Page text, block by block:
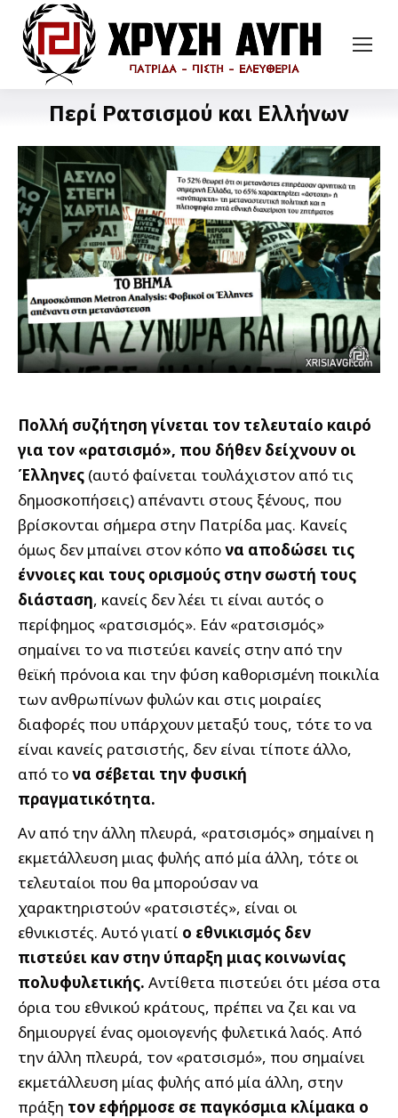
Περί Ρατσισμού και Ελλήνων
Πολλή συζήτηση γίνεται τον τελευταίο καιρό
για τον «ρατσισμό», που δήθεν δείχνουν οι
Έλληνες (αυτό φαίνεται τουλάχιστον από τις
δημοσκοπήσεις) απέναντι στους ξένους, που
βρίσκονται σήμερα στην Πατρίδα μας. Κανείς
όμως δεν μπαίνει στον κόπονα αποδώσει τις
έννοιες και τους ορισμούς στην σωστή τους
διάσταση, κανείς δεν λέει τι είναι αυτός ο
περίφημος «ρατσισμός». Εάν «ρατσισμός»
σημαίνει το να πιστεύει κανείς στην από την
θεϊκή πρόνοια και την φύση καθορισμένη ποικιλία
των ανθρωπίνων φυλών και στις μοιραίες
διαφορές που υπάρχουν μεταξύ τους, τότε το να
είναι κανείς ρατσιστής, δεν είναι τίποτε άλλο,
από τονα σέβεται την φυσική
πραγματικότητα.
Αν από την άλλη πλευρά, «ρατσισμός» σημαίνει η
εκμετάλλευση μιας φυλής από μία άλλη, τότε οι
τελευταίοι που θα μπορούσαν να
χαρακτηριστούν «ρατσιστές», είναι οι
εθνικιστές. Αυτό γιατί ο εθνικισμός δεν
πιστεύει καν στην ύπαρξη μιας κοινωνίας
πολυφυλετικής. Αντίθετα πιστεύει ότι μέσα στα
όρια του εθνικού κράτους, πρέπει να ζει και να
δημιουργεί ένας ομοιογενής φυλετικά λαός. Από
την άλλη πλευρά, τον «ρατσισμό», που σημαίνει
εκμετάλλευση μίας φυλής από μία άλλη, στην
πράξη τον εφήρμοσε σε παγκόσμια κλίμακα ο